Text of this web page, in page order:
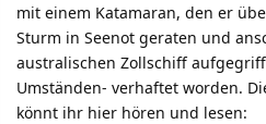
mit einem Katamaran, den er
Sturm in Seenot geraten und
australischen Zollschiff
Umständen- verhaftet worden.
könnt ihr hier hören und lesen: